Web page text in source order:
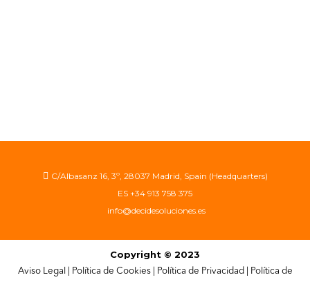
C/Albasanz 16, 3º, 28037 Madrid, Spain (Headquarters)
ES +34 913 758 375
info@decidesoluciones.es
Copyright © 2023
Aviso Legal Política de Cookies| Política de Privacidad Política de